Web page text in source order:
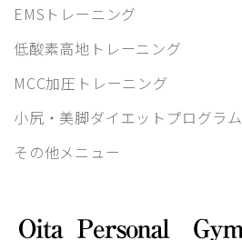
EMSトレーニング
低酸素高地トレーニング
MCC加圧トレーニング
小尻・美脚ダイエットプログラム
その他メニュー